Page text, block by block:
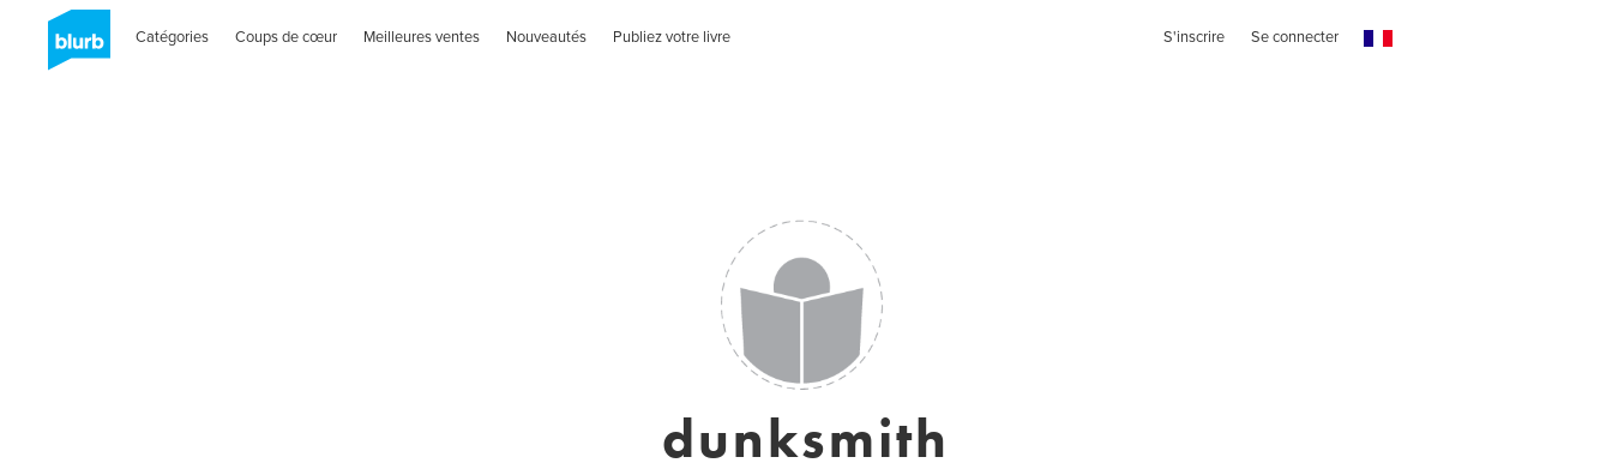
Catégories Coups de cœur Meilleures ventes Nouveautés Publiez votre livre S'inscrire Se connecter
dunksmith